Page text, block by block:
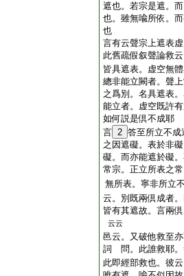
遮也。若宗是遮。
也。雖無喩所依。
也
言有云聲宗上遮表
此舊疏假叙聲論救
皆具遮表。虚空無
總非能立闕者。聲
之爲別。名具遮表
能立者。虚空既許
如何説是倶不成耶
言 2 答至所立不成
之因遮礙。表於非
礙。而亦能遮於礙
常宗。正立所表之
無所表。寧非所立
云。別既兩倶成者
皆有其遮故。言兩
云云
邑云。又破他救至
詞 問。此誰救耶。
此即經部救也。彼